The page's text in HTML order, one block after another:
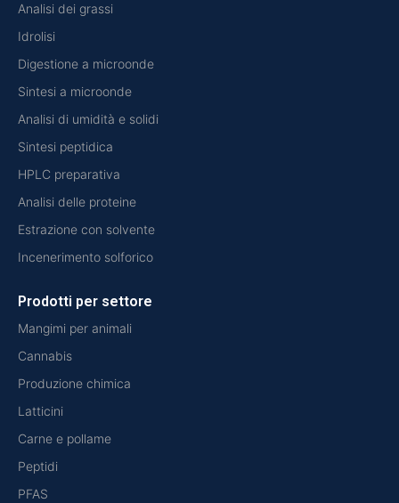
Analisi dei grassi
Idrolisi
Digestione a microonde
Sintesi a microonde
Analisi di umidità e solidi
Sintesi peptidica
HPLC preparativa
Analisi delle proteine
Estrazione con solvente
Incenerimento solforico
Prodotti per settore
Mangimi per animali
Cannabis
Produzione chimica
Latticini
Carne e pollame
Peptidi
PFAS